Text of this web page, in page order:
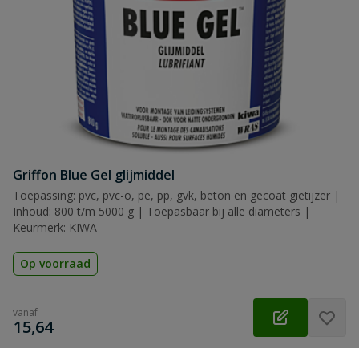
Griffon Blue Gel glijmiddel
Toepassing: pvc, pvc-o, pe, pp, gvk, beton en gecoat gietijzer |
Inhoud: 800 t/m 5000 g | Toepasbaar bij alle diameters |
Keurmerk: KIWA
Op voorraad
vanaf
€
15,64